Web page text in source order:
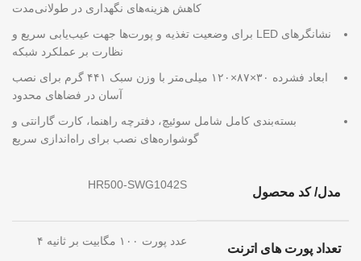
کاهش هزینه‌های نگهداری در طولانی‌مدت
نشانگرهای LED برای وضعیت تغذیه و پورت‌ها جهت عیب‌یابی سریع و
نظارت بر عملکرد شبکه
ابعاد فشرده ۳۰×۸۷×۱۲۰ میلی‌متر با وزن سبک ۴۴۱ گرم برای نصب
آسان در فضاهای محدود
بسته‌بندی کامل شامل سوئیچ، دفترچه راهنما، کارت گارانتی و
گوشواره‌های نصب برای راه‌اندازی سریع
مدل/ کد محصول
HR500-SWG1042S
تعداد پورت های اترنت
۴ عدد پورت ۱۰۰ مگابیت بر ثانیه